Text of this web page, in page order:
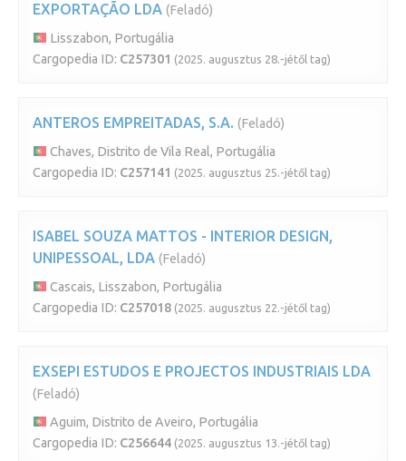
EXPORTAÇÃO LDA (Feladó)
Lisszabon, Portugália
Cargopedia ID: C257301 (2025. augusztus 28.-jétől tag)
ANTEROS EMPREITADAS, S.A. (Feladó)
Chaves, Distrito de Vila Real, Portugália
Cargopedia ID: C257141 (2025. augusztus 25.-jétől tag)
ISABEL SOUZA MATTOS - INTERIOR DESIGN,
UNIPESSOAL, LDA (Feladó)
Cascais, Lisszabon, Portugália
Cargopedia ID: C257018 (2025. augusztus 22.-jétől tag)
EXSEPI ESTUDOS E PROJECTOS INDUSTRIAIS LDA
(Feladó)
Aguim, Distrito de Aveiro, Portugália
Cargopedia ID: C256644 (2025. augusztus 13.-jétől tag)